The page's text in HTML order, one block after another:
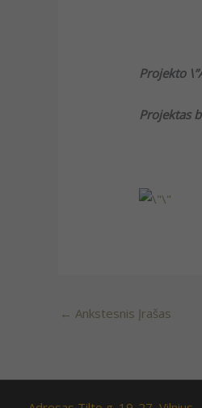
Projekto
Projektas
← Ankstesnis Įrašas